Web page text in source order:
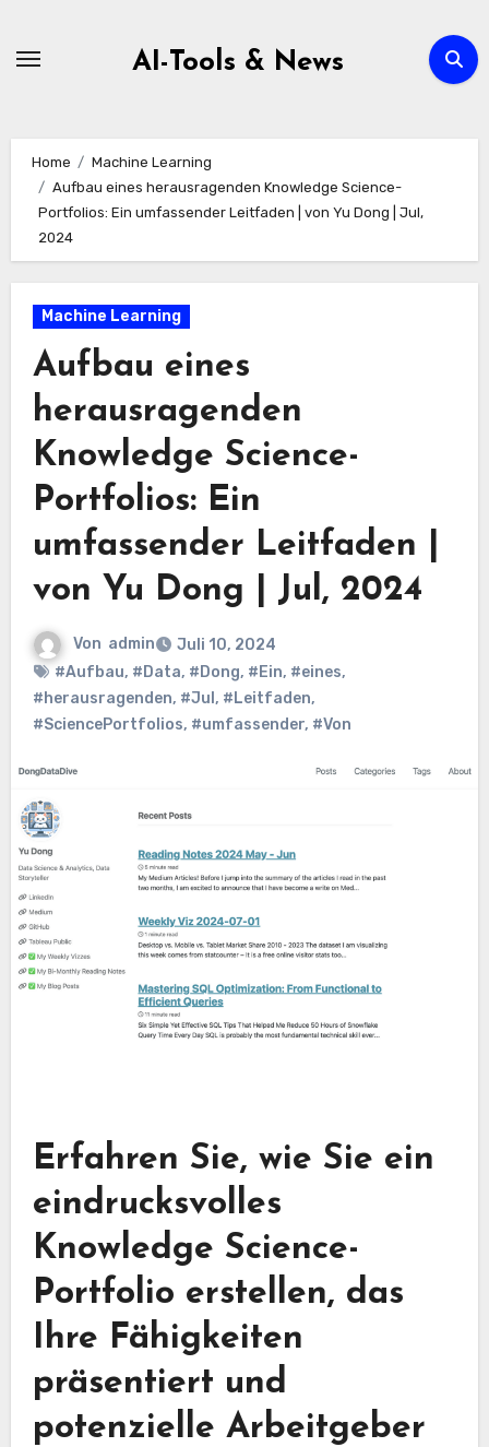
AI-Tools & News
Home
Machine Learning
Aufbau eines herausragenden Knowledge Science-
Portfolios: Ein umfassender Leitfaden | von Yu Dong | Jul,
2024
Machine Learning
Aufbau eines
herausragenden
Knowledge Science-
Portfolios: Ein
umfassender Leitfaden |
von Yu Dong | Jul, 2024
Von admin
Juli 10, 2024
#Aufbau, #Data, #Dong, #Ein, #eines,
#herausragenden, #Jul , #Leitfaden,
#SciencePortfolios, #umfassender, #Von
Erfahren Sie, wie Sie ein
eindrucksvolles
Knowledge Science-
Portfolio erstellen, das
Ihre Fähigkeiten
präsentiert und
potenzielle Arbeitgeber